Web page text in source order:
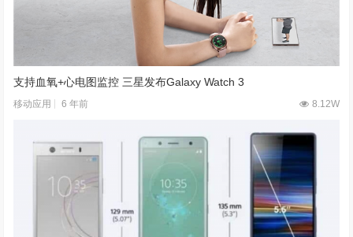
支持血氧+心电图监控 三星发布Galaxy Watch 3
移动应用 6 年前 8.12W